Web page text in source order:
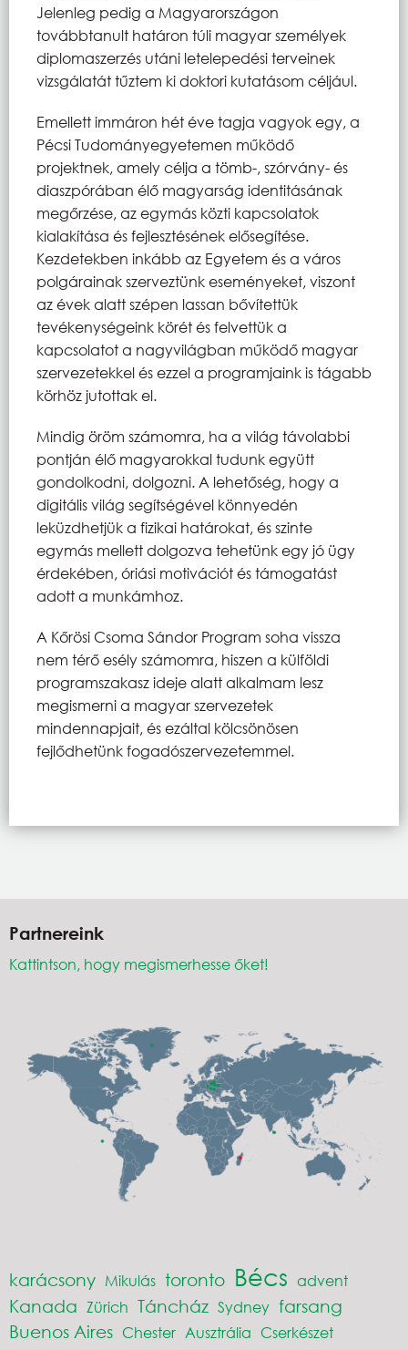
Jelenleg pedig a Magyarországon
továbbtanult határon túli magyar személyek
diplomaszerzés utáni letelepedési terveinek
vizsgálatát tűztem ki doktori kutatásom céljául.
Emellett immáron hét éve tagja vagyok egy, a
Pécsi Tudományegyetemen működő
projektnek, amely célja a tömb-, szórvány- és
diaszpórában élő magyarság identitásának
megőrzése, az egymás közti kapcsolatok
kialakítása és fejlesztésének elősegítése.
Kezdetekben inkább az Egyetem és a város
polgárainak szerveztünk eseményeket, viszont
az évek alatt szépen lassan bővítettük
tevékenységeink körét és felvettük a
kapcsolatot a nagyvilágban működő magyar
szervezetekkel és ezzel a programjaink is tágabb
körhöz jutottak el.
Mindig öröm számomra, ha a világ távolabbi
pontján élő magyarokkal tudunk együtt
gondolkodni, dolgozni. A lehetőség, hogy a
digitális világ segítségével könnyedén
leküzdhetjük a fizikai határokat, és szinte
egymás mellett dolgozva tehetünk egy jó ügy
érdekében, óriási motivációt és támogatást
adott a munkámhoz.
A Kőrösi Csoma Sándor Program soha vissza
nem térő esély számomra, hiszen a külföldi
programszakasz ideje alatt alkalmam lesz
megismerni a magyar szervezetek
mindennapjait, és ezáltal kölcsönösen
fejlődhetünk fogadószervezetemmel.
Partnereink
Kattintson, hogy megismerhesse őket!
karácsony Mikulás toronto Bécs advent
Kanada Zürich Táncház Sydney farsang
Buenos Aires Chester Ausztrália Cserkészet